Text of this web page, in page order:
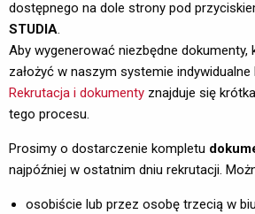
dostępnego na dole strony pod
STUDIA.
Aby wygenerować niezbędne dokumenty,
założyć w naszym systemie indywidualne
Rekrutacja i dokumenty znajduje się
tego procesu.
Prosimy o dostarczenie kompletu
najpóźniej w ostatnim dniu rekrutacji.
osobiście lub przez osobę trzecią w